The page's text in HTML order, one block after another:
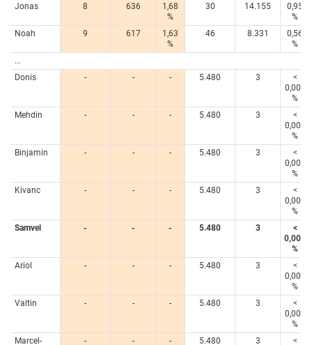
Jonas
8 636
1,68
%
30 14.155
0,95
%
Noah
9 617
1,63
%
46 8.331
0,56
%
...
Donis
- - - 5.480 3
<
0,005
%
Mehdin
- - - 5.480 3
<
0,005
%
Binjamin
- - - 5.480 3
<
0,005
%
Kivanc
- - - 5.480 3
<
0,005
%
Samvel
- - - 5.480 3
<
0,005
%
Ariol
- - - 5.480 3
<
0,005
%
Valtin
- - - 5.480 3
<
0,005
%
Marcel-
- - - 5.480 3 <